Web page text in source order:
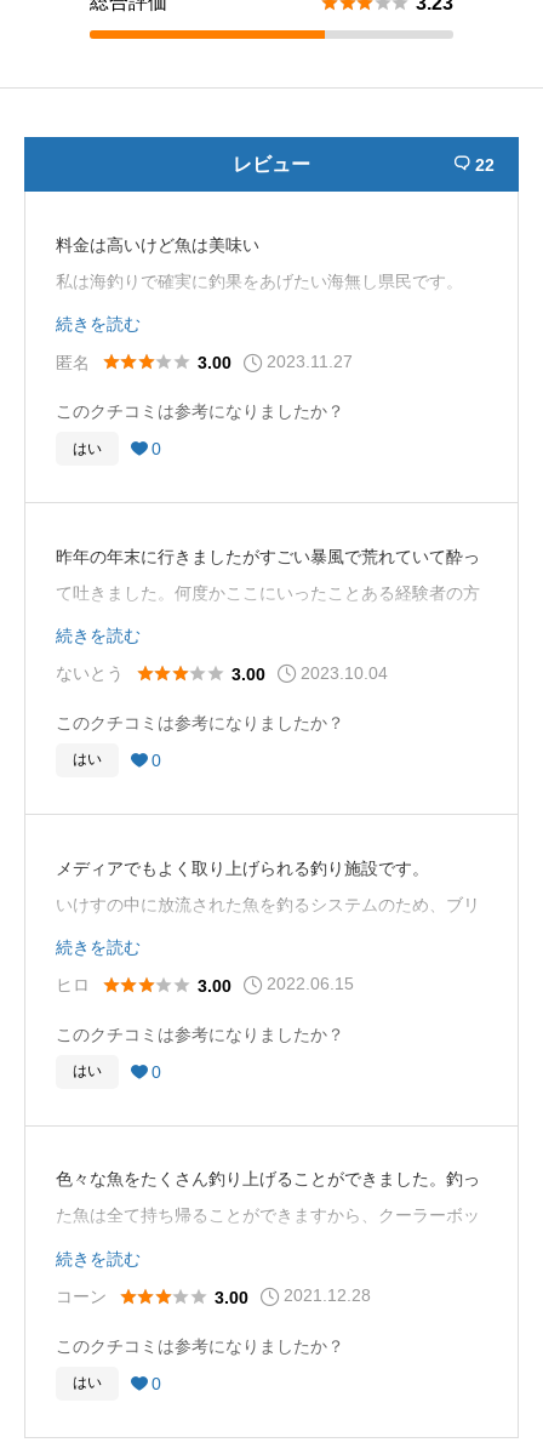
レビュー  22
料金は高いけど魚は美味い
私は海釣りで確実に釣果をあげたい海無し県民です。
２回ほど行って攻める手順は掴めたので次は3度目の正
直で青物あげたいです。
続きを読む
匿名
 3.00 2023.11.27
このクチコミは参考になりましたか？
はい  0
昨年の年末に行きましたがすごい暴風で荒れていて酔っ
て吐きました。何度かここにいったことある経験者の方
もこんな酷い日は初めてって言ってました。お客がわん
さか来るので無理やり船を出したようです。
安くはないお金を払ってるので当然かと。
も良いかなという感じです。
続きを読む
ないとう
 3.00 2023.10.04
このクチコミは参考になりましたか？
はい  0
メディアでもよく取り上げられる釣り施設です。
いけすの中に放流された魚を釣るシステムのため、ブリ
やカンパチといった自然の海釣り施設ではまず釣ること
のできない魚を釣ることができます。家族でアミューズ
続きを読む
ヒロ
 3.00 2022.06.15
このクチコミは参考になりましたか？
はい  0
色々な魚をたくさん釣り上げることができました。釣っ
た魚は全て持ち帰ることができますから、クーラーボッ
クスを持って行った方が良いでしょう。
なおクーラーボックスだけでなく釣竿も持ち込んで構い
らこそたくさん釣り上げることができたのでしょう。
続きを読む
コーン
 3.00 2021.12.28
このクチコミは参考になりましたか？
はい  0